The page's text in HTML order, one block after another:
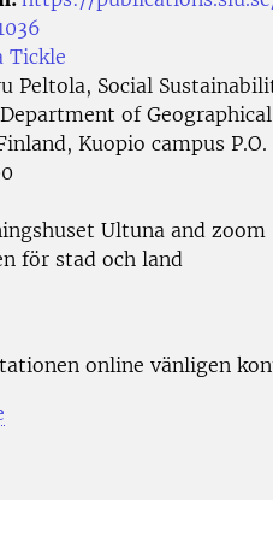
Tickle
Peltola, Social
of
Kuopio campus
Ultuna and zoom
för stad och land
online vänligen